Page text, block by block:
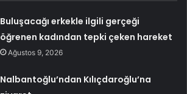
Buluşacağı erkekle ilgili gerçeği
öğrenen kadından tepki çeken hareket
Ağustos 9, 2026
Nalbantoğlu’ndan Kılıçdaroğlu’na